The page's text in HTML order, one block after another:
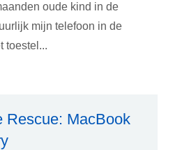
oude kind in de
mijn telefoon in de
toestel...
Rescue: MacBook